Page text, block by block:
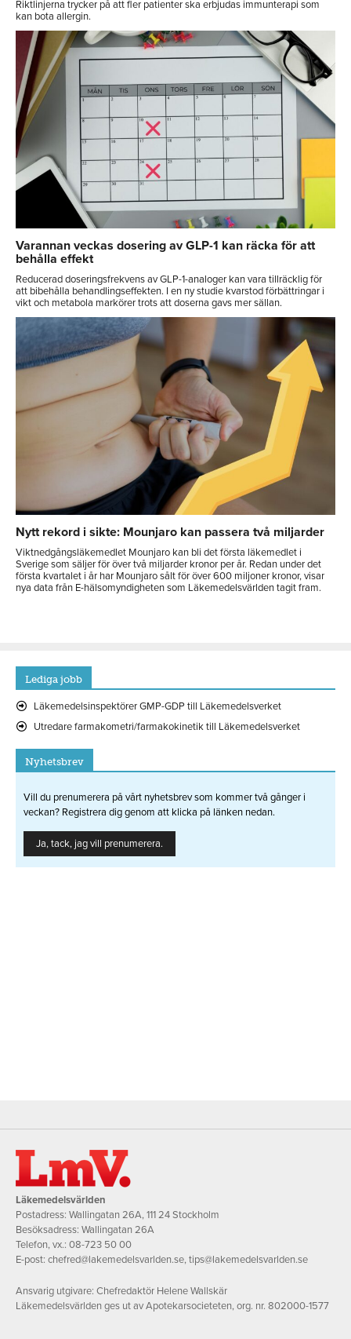
Riktlinjerna trycker på att fler patienter ska erbjudas immunterapi som
kan bota allergin.
Varannan veckas dosering av GLP-1 kan räcka för att
behålla effekt
Reducerad doseringsfrekvens av GLP-1-analoger kan vara tillräcklig för
att bibehålla behandlingseffekten. I en ny studie kvarstod förbättringar i
vikt och metabola markörer trots att doserna gavs mer sällan.
Nytt rekord i sikte: Mounjaro kan passera två miljarder
Viktnedgångsläkemedlet Mounjaro kan bli det första läkemedlet i
Sverige som säljer för över två miljarder kronor per år. Redan under det
första kvartalet i år har Mounjaro sålt för över 600 miljoner kronor, visar
nya data från E-hälsomyndigheten som Läkemedelsvärlden tagit fram.
Lediga jobb
Läkemedelsinspektörer GMP-GDP till Läkemedelsverket
Utredare farmakometri/farmakokinetik till Läkemedelsverket
Nyhetsbrev
Vill du prenumerera på vårt nyhetsbrev som kommer två gånger i
veckan? Registrera dig genom att klicka på länken nedan.
Ja, tack, jag vill prenumerera.
Läkemedelsvärlden
Postadress: Wallingatan 26A, 111 24 Stockholm
Besöksadress: Wallingatan 26A
Telefon, vx.: 08-723 50 00
E-post: chefred@lakemedelsvarlden.se,tips@lakemedelsvarlden.se
Ansvarig utgivare: Chefredaktör Helene Wallskär
Läkemedelsvärlden ges ut av Apotekarsocieteten, org. nr. 802000-1577